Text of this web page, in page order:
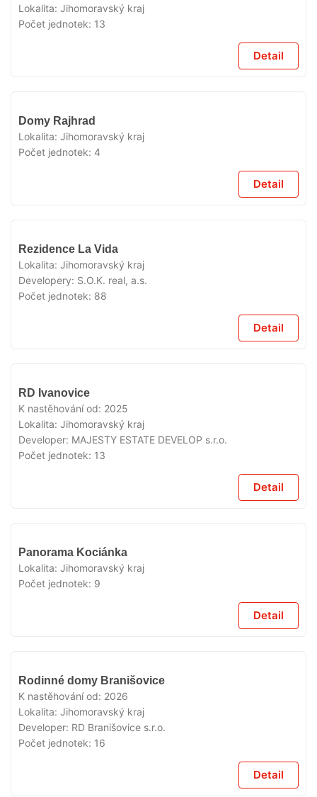
Lokalita: Jihomoravský kraj
Počet jednotek: 13
Detail
Domy Rajhrad
Lokalita: Jihomoravský kraj
Počet jednotek: 4
Detail
Rezidence La Vida
Lokalita: Jihomoravský kraj
Developery: S.O.K. real, a.s.
Počet jednotek: 88
Detail
RD Ivanovice
K nastěhování od: 2025
Lokalita: Jihomoravský kraj
Developer: MAJESTY ESTATE DEVELOP s.r.o.
Počet jednotek: 13
Detail
Panorama Kociánka
Lokalita: Jihomoravský kraj
Počet jednotek: 9
Detail
Rodinné domy Branišovice
K nastěhování od: 2026
Lokalita: Jihomoravský kraj
Developer: RD Branišovice s.r.o.
Počet jednotek: 16
Detail